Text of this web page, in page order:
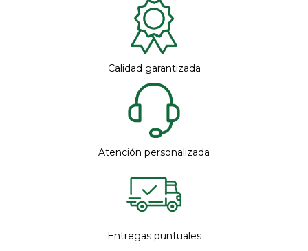
Calidad garantizada
Atención personalizada
Entregas puntuales